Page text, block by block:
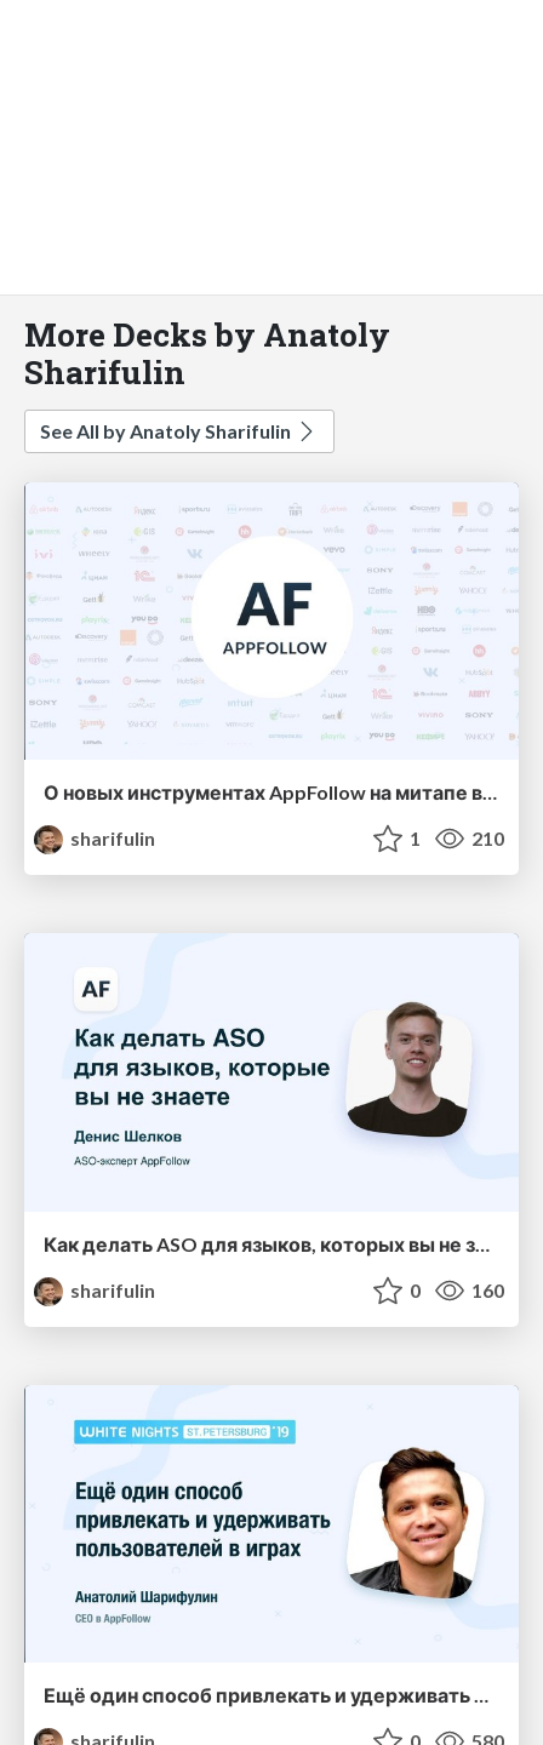
More Decks by Anatoly
Sharifulin
See All by Anatoly Sharifulin
О новых инструментах AppFollow на митапе в Москве
sharifulin
1 210
sharifulin
0 160
Ещё один способ привлекать и удерживать пользователей в играх